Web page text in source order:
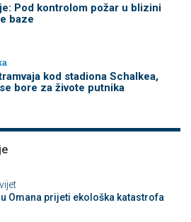
Pod kontrolom požar u blizini
baze
kod stadiona Schalkea,
bore za živote putnika
Omana prijeti ekološka katastrofa